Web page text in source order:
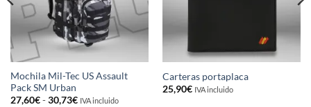
Mochila Mil-Tec US Assault
Pack SM Urban
27,60€ - 30,73€Rango
IVA incluido
Carteras portaplaca
25,90€ IVA incluido